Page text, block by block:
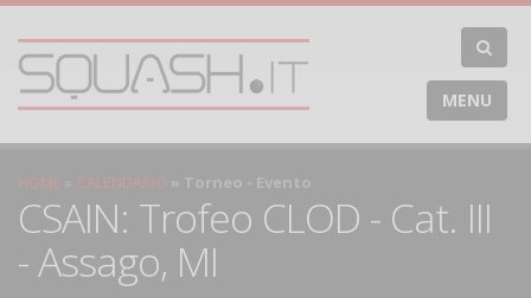
MENU
HOME CALENDARIO Torneo - Evento
CSAIN: Trofeo CLOD - Cat. III
- Assago, MI